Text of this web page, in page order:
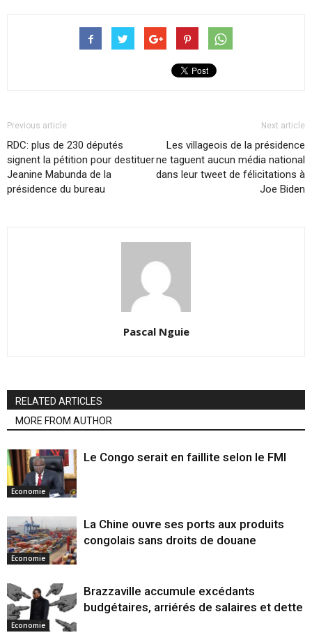
Previous article
RDC: plus de 230 députés
signent la pétition pour destituer
Jeanine Mabunda de la
présidence du bureau
Next article
Les villageois de la présidence
ne taguent aucun média national
dans leur tweet de félicitations à
Joe Biden
Pascal Nguie
RELATED ARTICLES
MORE FROM AUTHOR
Economie
Le Congo serait en faillite selon le FMI
Economie
La Chine ouvre ses ports aux produits
congolais sans droits de douane
Economie
Brazzaville accumule excédants
budgétaires, arriérés de salaires et dette